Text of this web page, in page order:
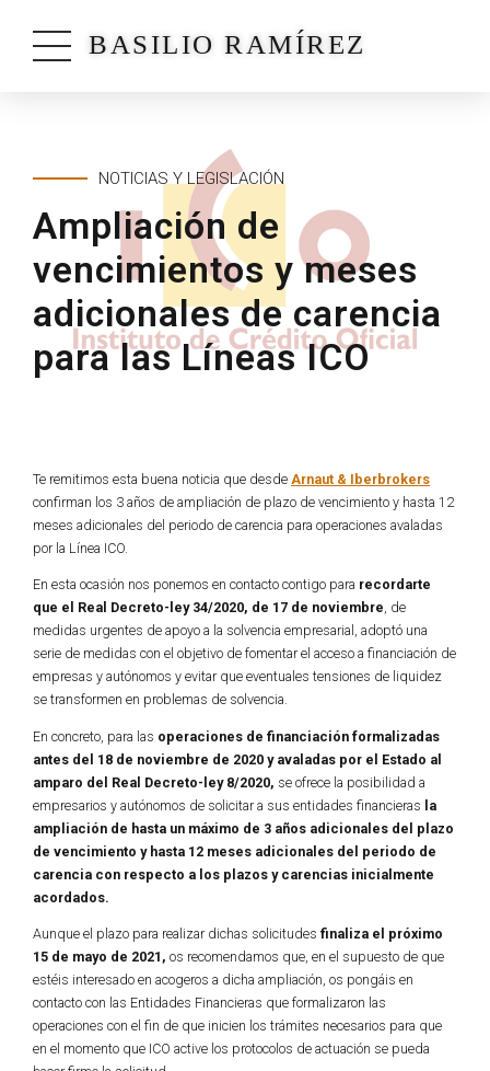
BASILIO RAMÍREZ
NOTICIAS Y LEGISLACIÓN
Ampliación de
vencimientos y meses
adicionales de carencia
para las Líneas ICO
Te remitimos esta buena noticia que desde Arnaut & Iberbrokers
confirman los 3 años de ampliación de plazo de vencimiento y hasta 12
meses adicionales del periodo de carencia para operaciones avaladas
por la Línea ICO.
En esta ocasión nos ponemos en contacto contigo para recordarte
que el Real Decreto-ley 34/2020, de 17 de noviembre, de
medidas urgentes de apoyo a la solvencia empresarial, adoptó una
serie de medidas con el objetivo de fomentar el acceso a financiación de
empresas y autónomos y evitar que eventuales tensiones de liquidez
se transformen en problemas de solvencia.
En concreto, para las operaciones de financiación formalizadas
antes del 18 de noviembre de 2020 y avaladas por el Estado al
amparo del Real Decreto-ley 8/2020, se ofrece la posibilidad a
empresarios y autónomos de solicitar a sus entidades financieras la
ampliación de hasta un máximo de 3 años adicionales del plazo
de vencimiento y hasta 12 meses adicionales del periodo de
carencia con respecto a los plazos y carencias inicialmente
acordados.
Aunque el plazo para realizar dichas solicitudes finaliza el próximo
15 de mayo de 2021, os recomendamos que, en el supuesto de que
estéis interesado en acogeros a dicha ampliación, os pongáis en
contacto con las Entidades Financieras que formalizaron las
operaciones con el fin de que inicien los trámites necesarios para que
en el momento que ICO active los protocolos de actuación se pueda